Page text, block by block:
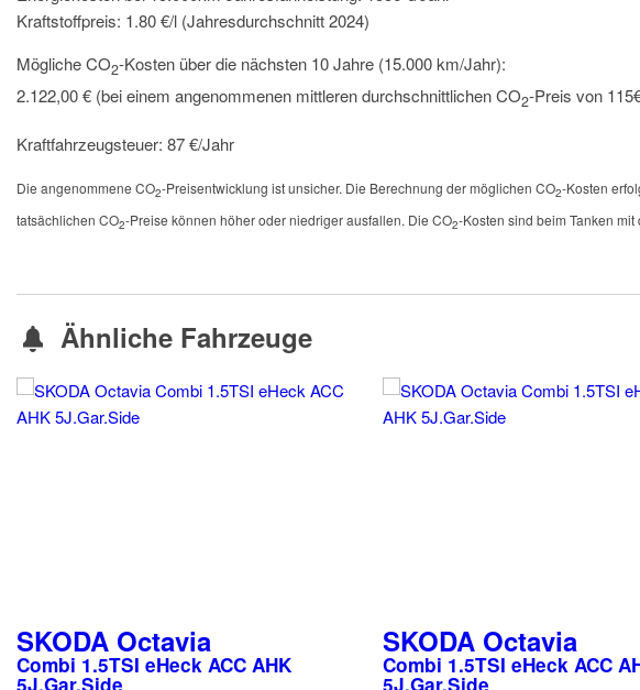
Kraftstoffpreis: 1.80 €/l (Jahresdurchschnitt 2024)
Mögliche CO2-Kosten über die nächsten 10 Jahre (15.000 km/Jahr):
2.122,00 € (bei einem angenommenen mittleren durchschnittlichen CO2-Preis von
Kraftfahrzeugsteuer: 87 €/Jahr
Die angenommene CO2-Preisentwicklung ist unsicher. Die Berechnung der möglichen CO2-Kosten
tatsächlichen CO2-Preise können höher oder niedriger ausfallen. Die CO2-Kosten sind beim Tanken
Ähnliche Fahrzeuge
SKODA Octavia
Combi 1.5TSI eHeck ACC AHK
5J.Gar.Side
SKODA Octavia
Combi 1.5TSI eHeck ACC
5J.Gar.Side